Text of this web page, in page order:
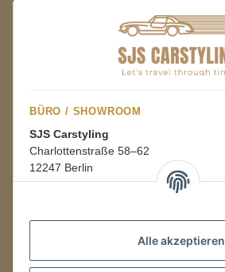
Alle akzeptieren
BÜRO / SHOWROOM
SJS Carstyling
Charlottenstraße 58–62
12247 Berlin
08:00–16:00 Uhr
LAGER / RETOUREN